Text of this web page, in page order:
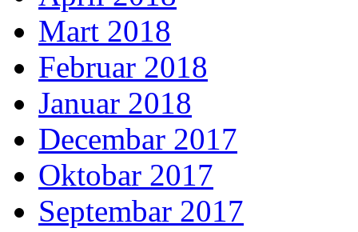
Mart 2018
Februar 2018
Januar 2018
Decembar 2017
Oktobar 2017
Septembar 2017